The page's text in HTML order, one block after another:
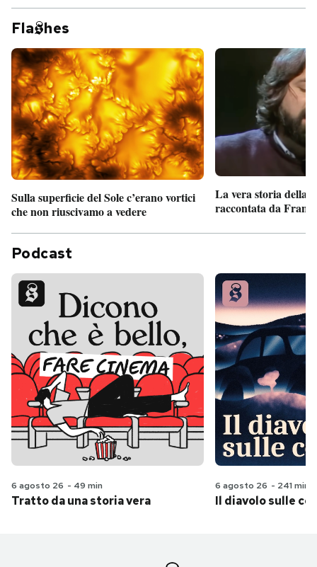
Fla hes
Sulla superficie del Sole c’erano vortici
che non riuscivamo a vedere
La vera storia della
raccontata da
Podcast
6 agosto 26 - 49 min
Tratto da una storia vera
6 agosto 26 - 241 min
Il diavolo sulle